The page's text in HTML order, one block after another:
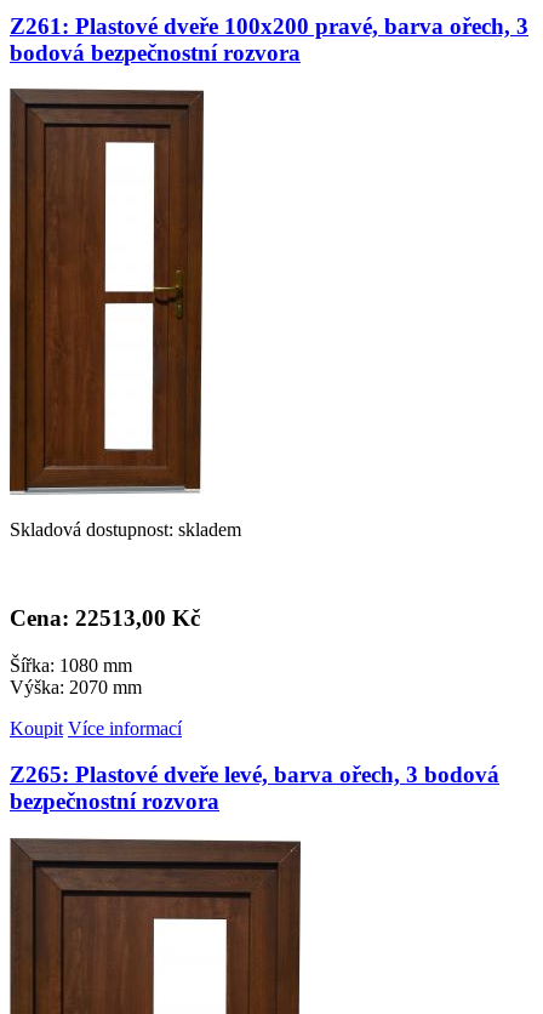
Z261: Plastové dveře 100x200 pravé, barva ořech, 3
bodová bezpečnostní rozvora
Skladová dostupnost: skladem
Cena: 22513,00 Kč
Šířka: 1080 mm
Výška: 2070 mm
Koupit Více informací
Z265: Plastové dveře levé, barva ořech, 3 bodová
bezpečnostní rozvora